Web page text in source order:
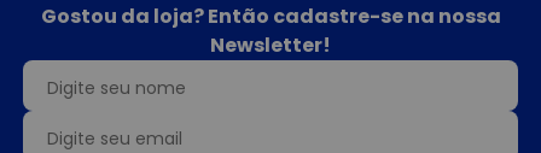
Gostou da loja? Então cadastre-se na nossa
Newsletter!